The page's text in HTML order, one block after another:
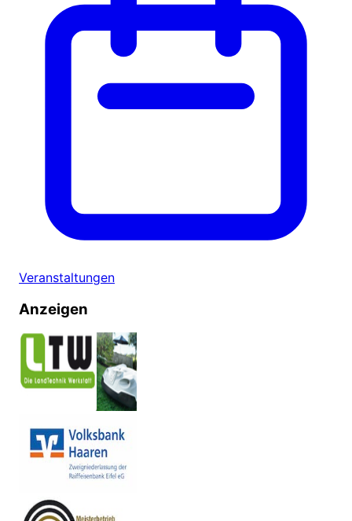
Veranstaltungen
Anzeigen